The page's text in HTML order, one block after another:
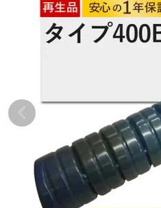
初心者用セット
キャノンインク
詰め替えインク
互換インクボトル
互換インクカートリッジ
再生インクカートリッジ
記事を探す